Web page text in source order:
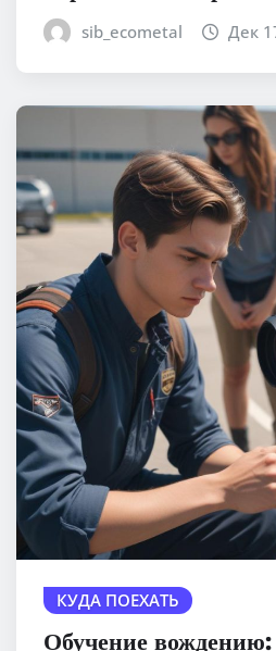
sib_ecometal Дек
КУДА ПОЕХАТЬ
Обучение вождению: